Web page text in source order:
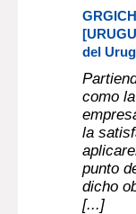
del
como
la
punto
dicho
[...]